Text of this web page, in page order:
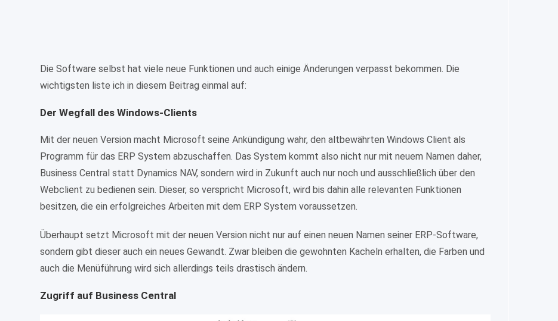
Die Software selbst hat viele neue Funktionen und auch einige Änderungen verpasst bekommen. Die
wichtigsten liste ich in diesem Beitrag einmal auf:
Der Wegfall des Windows-Clients
Mit der neuen Version macht Microsoft seine Ankündigung wahr, den altbewährten Windows Client als
Programm für das ERP System abzuschaffen. Das System kommt also nicht nur mit neuem Namen daher,
Business Central statt Dynamics NAV, sondern wird in Zukunft auch nur noch und ausschließlich über den
Webclient zu bedienen sein. Dieser, so verspricht Microsoft, wird bis dahin alle relevanten Funktionen
besitzen, die ein erfolgreiches Arbeiten mit dem ERP System voraussetzen.
Überhaupt setzt Microsoft mit der neuen Version nicht nur auf einen neuen Namen seiner ERP-Software,
sondern gibt dieser auch ein neues Gewandt. Zwar bleiben die gewohnten Kacheln erhalten, die Farben und
auch die Menüführung wird sich allerdings teils drastisch ändern.
Zugriff auf Business Central